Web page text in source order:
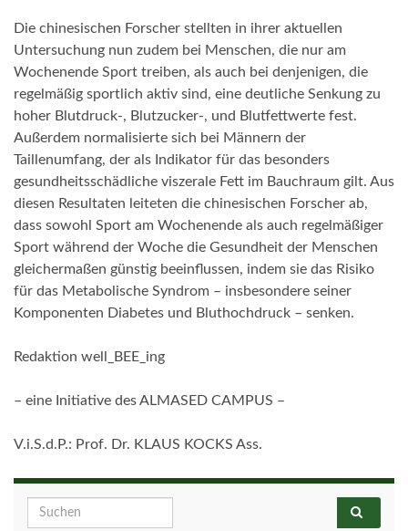
Die chinesischen Forscher stellten in ihrer aktuellen
Untersuchung nun zudem bei Menschen, die nur am
Wochenende Sport treiben, als auch bei denjenigen, die
regelmäßig sportlich aktiv sind, eine deutliche Senkung zu
hoher Blutdruck-, Blutzucker-, und Blutfettwerte fest.
Außerdem normalisierte sich bei Männern der
Taillenumfang, der als Indikator für das besonders
gesundheitsschädliche viszerale Fett im Bauchraum gilt. Aus
diesen Resultaten leiteten die chinesischen Forscher ab,
dass sowohl Sport am Wochenende als auch regelmäßiger
Sport während der Woche die Gesundheit der Menschen
gleichermaßen günstig beeinflussen, indem sie das Risiko
für das Metabolische Syndrom – insbesondere seiner
Komponenten Diabetes und Bluthochdruck – senken.
Redaktion well_BEE_ing
– eine Initiative des ALMASED CAMPUS –
V.i.S.d.P.: Prof. Dr. KLAUS KOCKS Ass.
Search for: